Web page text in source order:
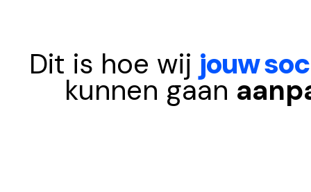
Dit is hoe wij jouw
kunnen gaan